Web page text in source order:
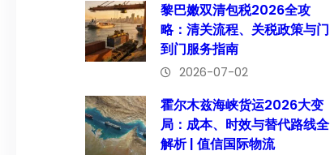
黎巴嫩双清包税2026全攻
略：清关流程、关税政策与门
到门服务指南
2026-07-02
霍尔木兹海峡货运2026大变
局：成本、时效与替代路线全
解析 | 值信国际物流